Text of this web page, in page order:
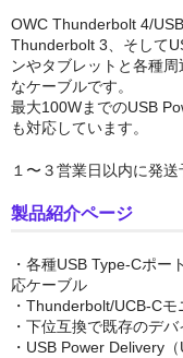
用途別から探す
PCIe拡張ボックス
ケーブル＆変換アダ
デスクトップスト
OWC Thunderbolt 4/
Thunderbolt 3、そして
ンやタブレットと各種
なケーブルです。
最大100WまでのUSB
も対応しています。
１〜３営業日以内に発送
製品紹介ページ
・各種USB Type-Cポ
応ケーブル
・Thunderbolt/UCB-C
・下位互換で既存のデ
・USB Power Delivery